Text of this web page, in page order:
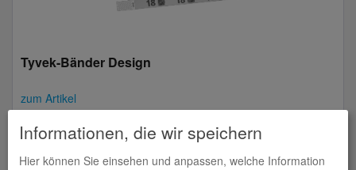
Tyvek-Bänder Design
zum Artikel
Informationen, die wir speichern
Hier können Sie einsehen und anpassen, welche Information